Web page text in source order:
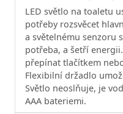
LED světlo na toaletu
potřeby rozsvěcet
a světelnému senzoru
potřeba, a šetří
přepínat tlačítkem
Flexibilní držadlo
Světlo neoslňuje, je
AAA bateriemi.